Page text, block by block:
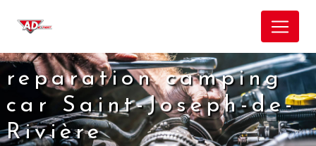
reparation camping
car Saint-Joseph-de-
Rivière